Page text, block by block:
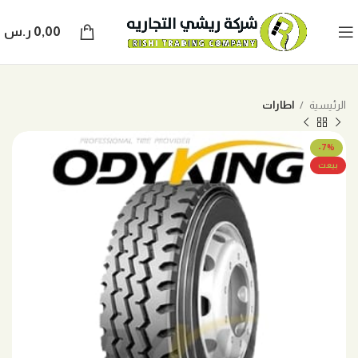
0,00 ر.س
الرئيسية اطارات
-7%
بيعت